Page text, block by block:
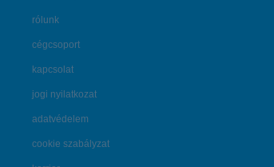
rólunk
cégcsoport
kapcsolat
jogi nyilatkozat
adatvédelem
cookie szabályzat